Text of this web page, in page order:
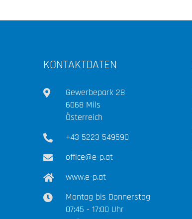
KONTAKTDATEN
Gewerbepark 28
6068 Mils
Österreich
+43 5223 549590
office@e-p.at
www.e-p.at
Montag bis Donnerstag
07:45 - 17:00 Uhr